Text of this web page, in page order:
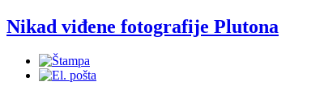
Nikad viđene fotografije Plutona